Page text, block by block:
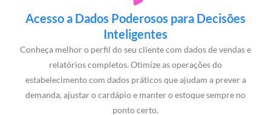
Acesso a Dados Poderosos para Decisões
Inteligentes
Conheça melhor o perfil do seu cliente com dados de vendas e
relatórios completos. Otimize as operações do
estabelecimento com dados práticos que ajudam a prever a
demanda, ajustar o cardápio e manter o estoque sempre no
ponto certo.